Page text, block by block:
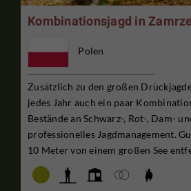
Kombinationsjagd in
Polen
Zusätzlich zu den großen
jedes Jahr auch ein paar
Bestände an Schwarz-, Rot-, Dam-
professionelles Jagdmanagement.
10 Meter von einem großen See